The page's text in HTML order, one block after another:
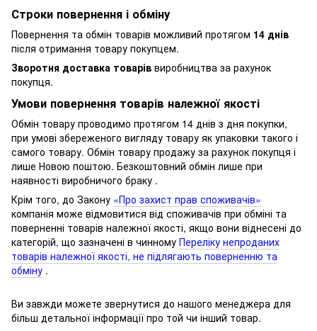
Строки повернення і обміну
Повернення та обмін товарів можливий протягом 14 днів
після отримання товару покупцем.
Зворотня доставка товарів виробництва за рахунок
покупця.
Умови повернення товарів належної якості
Обмін товару проводимо протягом 14 днів з дня покупки,
при умові збереженого вигляду товару як упаковки такого і
самого товару. Обмін товару продажу за рахунок покупця і
лише Новою поштою. Безкоштовний обмін лише при
наявності виробничого браку .
Крім того, до Закону «Про захист прав споживачів»
компанія може відмовитися від споживачів при обміні та
поверненні товарів належної якості, якщо вони віднесені до
категорій, що зазначені в чинному Переліку непроданих
товарів належної якості, не підлягають поверненню та
обміну .
Ви завжди можете звернутися до нашого менеджера для
більш детальної інформації про той чи інший товар.